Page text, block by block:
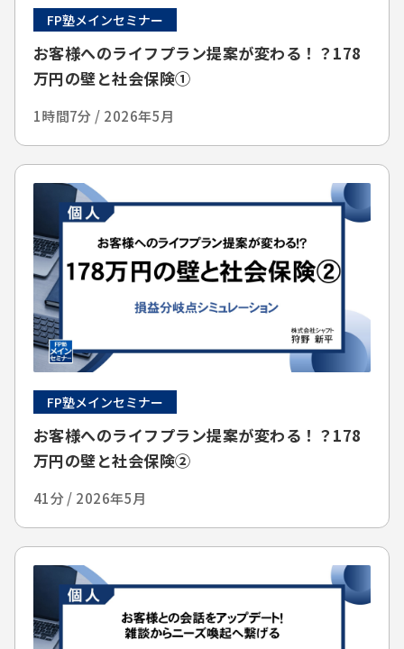
FP塾メインセミナー
お客様へのライフプラン提案が変わる！？178
万円の壁と社会保険①
1時間7分 / 2026年5月
FP塾メインセミナー
お客様へのライフプラン提案が変わる！？178
万円の壁と社会保険②
41分 / 2026年5月